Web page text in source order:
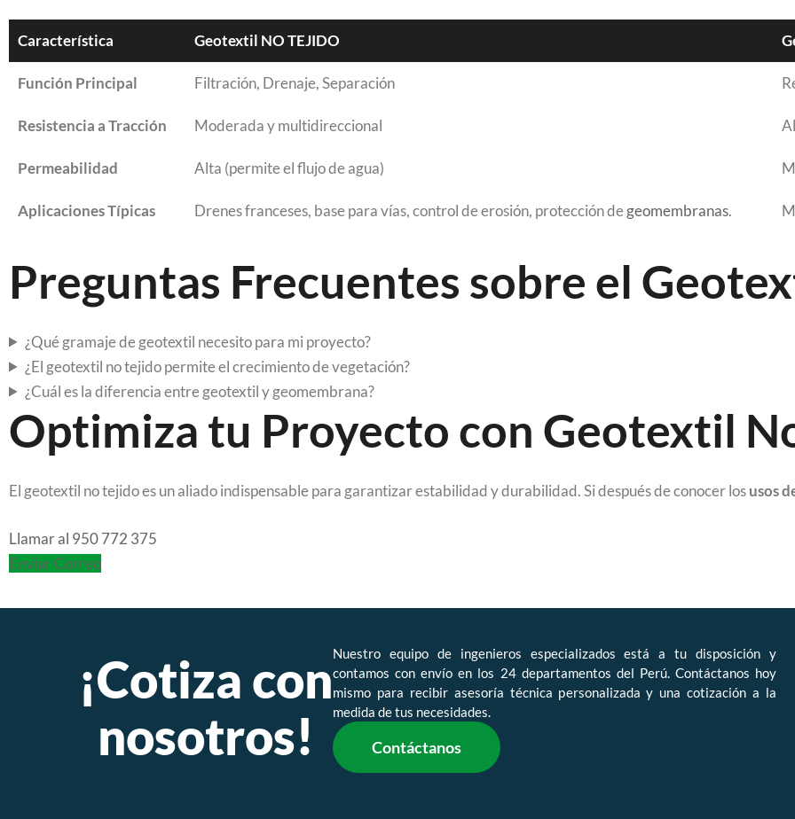
Característica Geotextil NO TEJIDO
Función Principal Filtración, Drenaje, Separación
Resistencia a Tracción Moderada y multidireccional
Permeabilidad Alta (permite el flujo de agua)
Aplicaciones Típicas Drenes franceses, base para vías, control de erosión, protección degeomembranas.
Preguntas Frecuentes sobre el
¿Qué gramaje de geotextil necesito para mi proyecto?
¿El geotextil no tejido permite el crecimiento de vegetación?
¿Cuál es la diferencia entre geotextil y geomembrana?
Optimiza tu Proyecto con Geotextil
El geotextil no tejido es un aliado indispensable para garantizar estabilidad y durabilidad. Si después de conocer losusos
Llamar al 950 772 375
Enviar Correo
¡Cotiza con
nosotros!
Nuestro equipo de ingenieros especializados está a tu disposición y
contamos con envío en los 24 departamentos del Perú. Contáctanos hoy
mismo para recibir asesoría técnica personalizada y una cotización a la
medida de tus necesidades.
Contáctanos